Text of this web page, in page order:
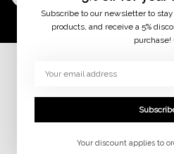
Subscribe to our newsletter to
products, and receive a 5%
purchase!
Your discount applies to